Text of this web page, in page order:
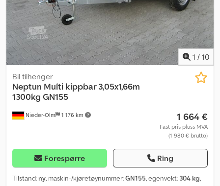
1 / 10
Nieder-Olm 1 176 km
Bil tilhenger
Neptun Multi kippbar 3,05x1,66m
1300kg GN155
1 664 €
Fast pris pluss MVA
(1 980 € brutto)
Forespørre Ring
Tilstand: ny, maskin-/kjøretøynummer:GN155, egenvekt: 304 kg,